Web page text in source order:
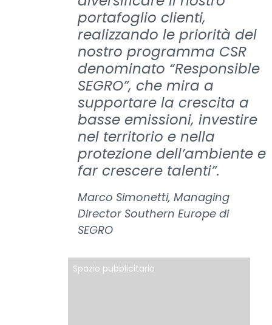
portafoglio clienti,
realizzando le priorità del
nostro programma CSR
denominato “Responsible
SEGRO”, che mira a
supportare la crescita a
basse emissioni, investire
nel territorio e nella
protezione dell’ambiente e
far crescere talenti”.
Marco Simonetti, Managing
Director Southern Europe di
SEGRO
Spazio pubblicitario